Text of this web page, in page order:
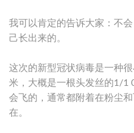
我可以肯定的告诉大家：不
己长出来的。
这次的新型冠状病毒是一种
米，大概是一根头发丝的1/1
会飞的，通常都附着在粉尘
在。